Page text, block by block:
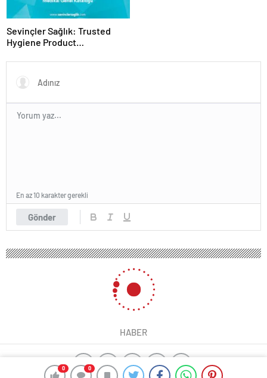
0 0
Sevinçler Sağlık: Trusted
Hygiene Product
Gönder
En az 10 karakter gerekli
HABER